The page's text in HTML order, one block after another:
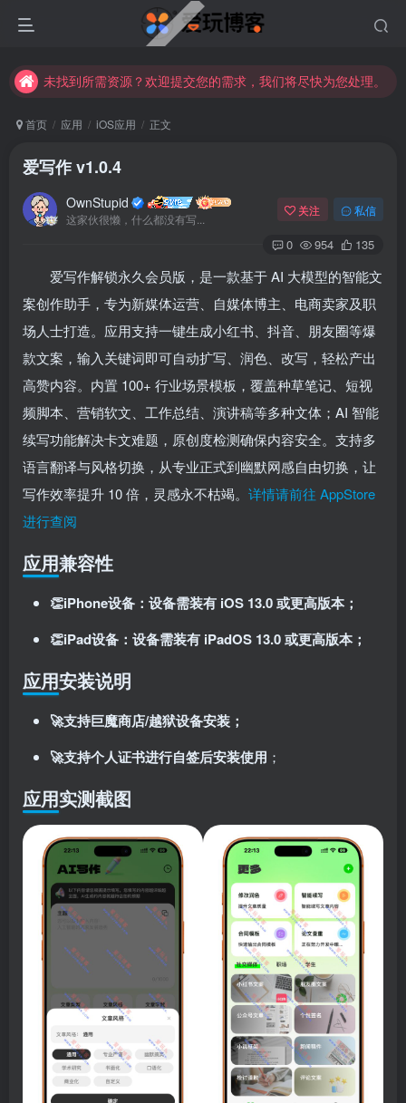
未找到所需资源？欢迎提交您的需求，我们将尽快为您处理。
苹果手机用户没有巨魔商店的点击此处获取保姆级安装教程
未找到所需资源？欢迎提交您的需求，我们将尽快为您处理。
首页 应用 iOS应用 正文
爱写作 v1.0.4
OwnStupid
这家伙很懒，什么都没有写...
关注 私信
0 954 135
爱写作解锁永久会员版，是一款基于 AI 大模型的智能文
案创作助手，专为新媒体运营、自媒体博主、电商卖家及职
场人士打造。应用支持一键生成小红书、抖音、朋友圈等爆
款文案，输入关键词即可自动扩写、润色、改写，轻松产出
高赞内容。内置 100+ 行业场景模板，覆盖种草笔记、短视
频脚本、营销软文、工作总结、演讲稿等多种文体；AI 智能
续写功能解决卡文难题，原创度检测确保内容安全。支持多
语言翻译与风格切换，从专业正式到幽默网感自由切换，让
写作效率提升 10 倍，灵感永不枯竭。 详情请前往 AppStore
进行查阅
应用兼容性
👏iPhone设备：设备需装有 iOS 13.0 或更高版本；
👏iPad设备：设备需装有 iPadOS 13.0 或更高版本；
应用安装说明
🚀支持巨魔商店/越狱设备安装；
🚀支持个人证书进行自签后安装使用 ；
应用实测截图
登录
没有账号？立即注册
用户名或邮箱
登录密码
记住登录 找回密码
登录
使用社交账号登录即表示同意用户协议、隐私声明